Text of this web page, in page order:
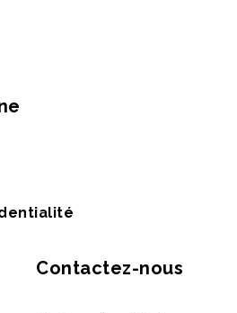
Contactez-nous